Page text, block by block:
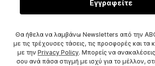
Εγγραφείτε
Θα ήθελα να λαμβάνω Newsletters από την
με τις τρέχουσες τάσεις, τις προσφορές και
με την Privacy Policy. Μπορείς να
σου ανά πάσα στιγμή με ισχύ για το μέλλον,